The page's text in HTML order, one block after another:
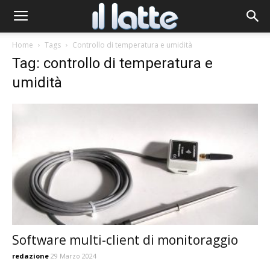
Home Tags Controllo di temperatura e umidità
Tag: controllo di temperatura e
umidità
Software multi-client di monitoraggio
redazione 29 Marzo 2024